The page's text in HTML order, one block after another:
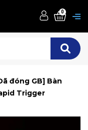
0
đóng GB] Bàn
Trigger